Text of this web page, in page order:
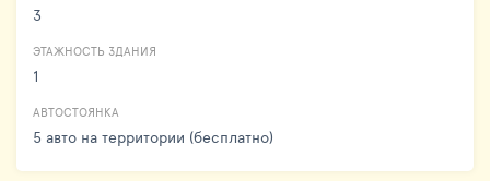
3
ЭТАЖНОСТЬ ЗДАНИЯ
1
АВТОСТОЯНКА
5 авто на территории (бесплатно)